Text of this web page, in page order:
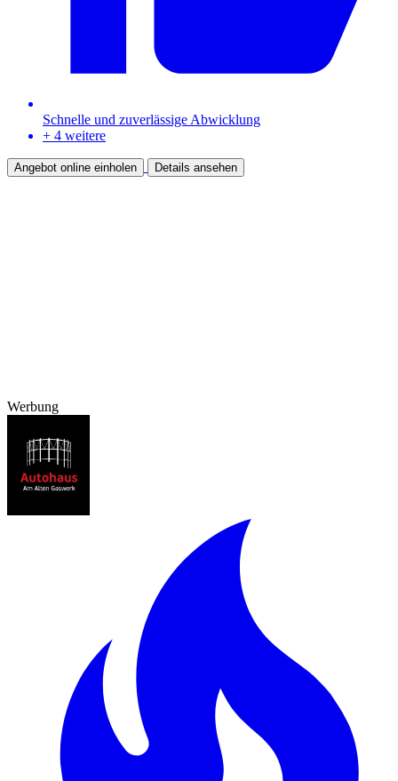
Schnelle und zuverlässige Abwicklung
+ 4 weitere
Angebot online einholen Details ansehen
Werbung